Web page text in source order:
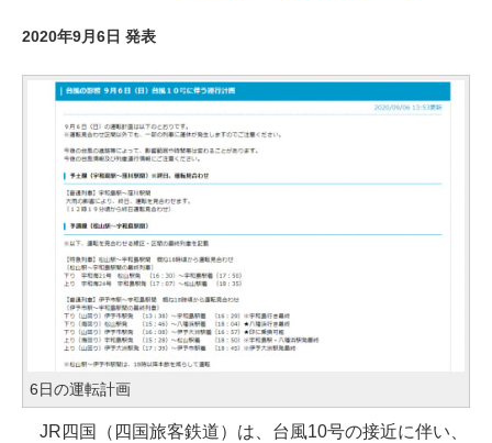
2020年9月6日 発表
6日の運転計画
JR四国（四国旅客鉄道）は、台風10号の接近に伴い、